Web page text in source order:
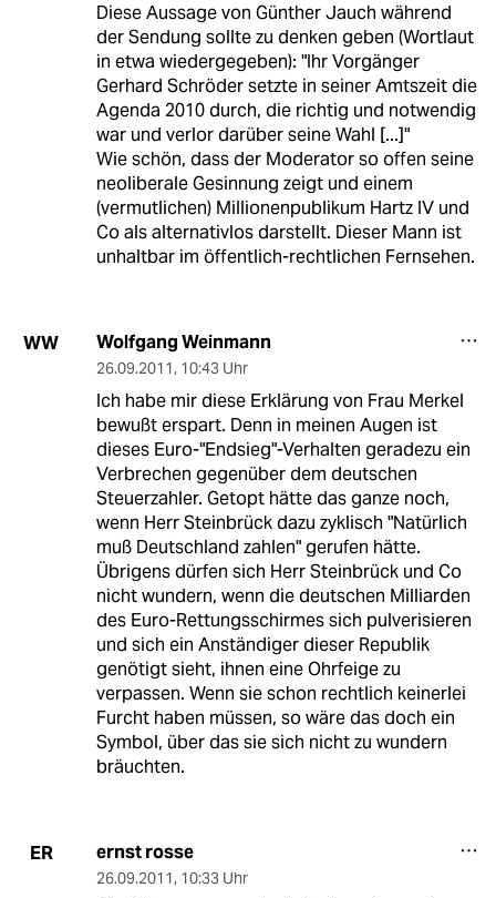
Diese Aussage von Günther Jauch während
der Sendung sollte zu denken geben (Wortlaut
in etwa wiedergegeben): "Ihr Vorgänger
Gerhard Schröder setzte in seiner Amtszeit die
Agenda 2010 durch, die richtig und notwendig
war und verlor darüber seine Wahl [...]"
Wie schön, dass der Moderator so offen seine
neoliberale Gesinnung zeigt und einem
(vermutlichen) Millionenpublikum Hartz IV und
Co als alternativlos darstellt. Dieser Mann ist
unhaltbar im öffentlich-rechtlichen Fernsehen.
WW Wolfgang Weinmann
26.09.2011, 10:43 Uhr
Ich habe mir diese Erklärung von Frau Merkel
bewußt erspart. Denn in meinen Augen ist
dieses Euro-"Endsieg"-Verhalten geradezu ein
Verbrechen gegenüber dem deutschen
Steuerzahler. Getopt hätte das ganze noch,
wenn Herr Steinbrück dazu zyklisch "Natürlich
muß Deutschland zahlen" gerufen hätte.
Übrigens dürfen sich Herr Steinbrück und Co
nicht wundern, wenn die deutschen Milliarden
des Euro-Rettungsschirmes sich pulverisieren
und sich ein Anständiger dieser Republik
genötigt sieht, ihnen eine Ohrfeige zu
verpassen. Wenn sie schon rechtlich keinerlei
Furcht haben müssen, so wäre das doch ein
Symbol, über das sie sich nicht zu wundern
bräuchten.
ER ernst rosse
26.09.2011, 10:33 Uhr